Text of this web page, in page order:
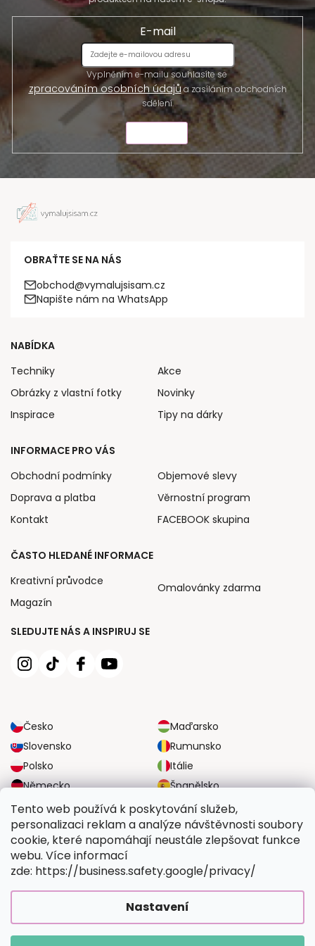
Tento web používá k poskytování služeb,
personalizaci reklam a analýze návštěvnosti soubory
cookie, které napomáhají neustále zlepšovat funkce
webu. Více informací
zde: https://business.safety.google/privacy/
Nastavení
E-mail
Vyplněním e-mailu souhlasíte se
zpracováním osobních údajůa zasíláním obchodních
sdělení.
OBRAŤTE SE NA NÁS
obchod@vymalujsisam.cz
Napište nám na WhatsApp
SLEDUJTE NÁS A INSPIRUJ SE
Česko
Maďarsko
Slovensko
Rumunsko
Polsko
Itálie
Německo
Španělsko
Velká Británie
Rakousko
NABÍDKA
Techniky
Obrázky z vlastní fotky
Inspirace
Akce
Novinky
Tipy na dárky
INFORMACE PRO VÁS
Obchodní podmínky
Doprava a platba
Kontakt
Objemové slevy
Věrnostní program
FACEBOOK skupina
ČASTO HLEDANÉ INFORMACE
Kreativní průvodce
Magazín
Omalovánky zdarma
SPOLEHLIVÉ MOŽNOSTI DOPRAVY
BEZPEČNÉ MOŽNOSTI PLATBY